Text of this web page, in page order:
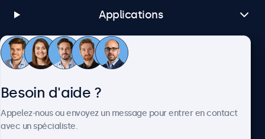
Applications
Service client
Besoin d'aide ?
Appelez-nous ou envoyez un message pour entrer en contact
avec un spécialiste.